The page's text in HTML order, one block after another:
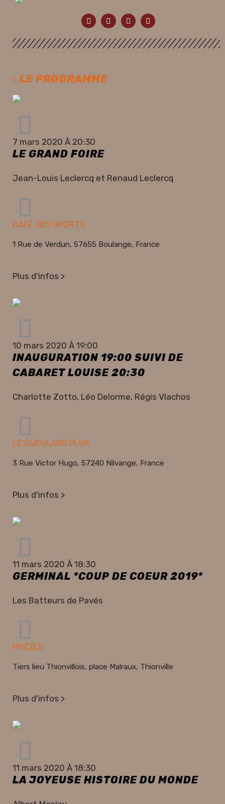
LE PROGRAMME
7 mars 2020 À 20:30
LE GRAND FOIRE
Jean-Louis Leclercq et Renaud Leclercq
CAFÉ DES SPORTS
1 Rue de Verdun, 57655 Boulange, France
Plus d'infos >
10 mars 2020 À 19:00
INAUGURATION 19:00 SUIVI DE
CABARET LOUISE 20:30
Charlotte Zotto, Léo Delorme, Régis Vlachos
LE GUEULARD PLUS
3 Rue Victor Hugo, 57240 Nilvange, France
Plus d'infos >
11 mars 2020 À 18:30
GERMINAL *COUP DE COEUR 2019*
Les Batteurs de Pavés
PUZZLE
Tiers lieu Thionvillois, place Malraux, Thionville
Plus d'infos >
11 mars 2020 À 18:30
LA JOYEUSE HISTOIRE DU MONDE